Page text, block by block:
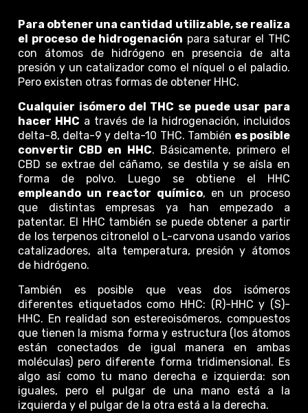
Para obtener una cantidad utilizable, se realiza
el proceso de hidrogenación para saturar el THC
con átomos de hidrógeno en presencia de alta
presión y un catalizador como el níquel o el paladio.
Pero existen otras formas de obtener HHC.
Cualquier isómero del THC se puede usar para
hacer HHC a través de la hidrogenación, incluidos
delta-8, delta-9 y delta-10 THC. También es posible
convertir CBD en HHC. Básicamente, primero el
CBD se extrae del cáñamo, se destila y se aísla en
forma de polvo. Luego se obtiene el HHC
empleando un reactor químico, en un proceso
que distintas empresas ya han empezado a
patentar. El HHC también se puede obtener a partir
de los terpenos citronelol o L-carvona usando varios
catalizadores, alta temperatura, presión y átomos
de hidrógeno.
También es posible que veas dos isómeros
diferentes etiquetados como HHC: (R)-HHC y (S)-
HHC. En realidad son estereoisómeros, compuestos
que tienen la misma forma y estructura (los átomos
están conectados de igual manera en ambas
moléculas) pero diferente forma tridimensional. Es
algo así como tu mano derecha e izquierda: son
iguales, pero el pulgar de una mano está a la
izquierda y el pulgar de la otra está a la derecha.